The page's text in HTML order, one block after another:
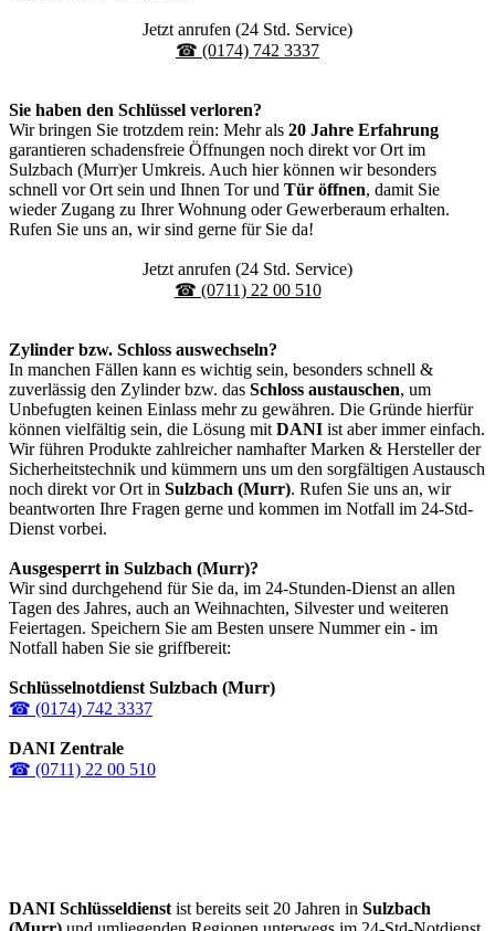
Jetzt anrufen (24 Std. Service)
☎ (0174) 742 3337
Sie haben den Schlüssel verloren?
Wir bringen Sie trotzdem rein: Mehr als 20 Jahre Erfahrung
garantieren schadensfreie Öffnungen noch direkt vor Ort im
Sulzbach (Murr)er Umkreis. Auch hier können wir besonders
schnell vor Ort sein und Ihnen Tor und Tür öffnen, damit Sie
wieder Zugang zu Ihrer Wohnung oder Gewerberaum erhalten.
Rufen Sie uns an, wir sind gerne für Sie da!
Jetzt anrufen (24 Std. Service)
☎ (0711) 22 00 510
Zylinder bzw. Schloss auswechseln?
In manchen Fällen kann es wichtig sein, besonders schnell &
zuverlässig den Zylinder bzw. das Schloss austauschen, um
Unbefugten keinen Einlass mehr zu gewähren. Die Gründe hierfür
können vielfältig sein, die Lösung mit DANI ist aber immer einfach.
Wir führen Produkte zahlreicher namhafter Marken & Hersteller der
Sicherheitstechnik und kümmern uns um den sorgfältigen Austausch
noch direkt vor Ort in Sulzbach (Murr). Rufen Sie uns an, wir
beantworten Ihre Fragen gerne und kommen im Notfall im 24-Std-
Dienst vorbei.
Ausgesperrt in Sulzbach (Murr)?
Wir sind durchgehend für Sie da, im 24-Stunden-Dienst an allen
Tagen des Jahres, auch an Weihnachten, Silvester und weiteren
Feiertagen. Speichern Sie am Besten unsere Nummer ein - im
Notfall haben Sie sie griffbereit:
Schlüsselnotdienst Sulzbach (Murr)
☎ (0174) 742 3337
DANI Zentrale
☎ (0711) 22 00 510
DANI Schlüsseldienst ist bereits seit 20 Jahren in Sulzbach